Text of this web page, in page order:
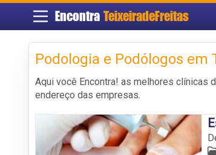
Encontra TeixeiradeFreitas
Podologia e Podólogos em
Aqui você Encontra! as melhores clínicas
endereço das empresas.